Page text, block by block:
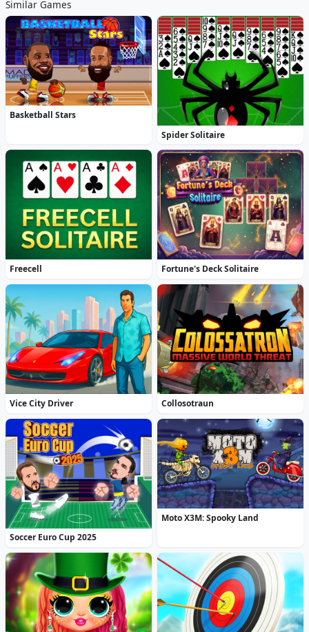
Similar Games
Basketball Stars
Spider Solitaire
Freecell Fortune's Deck Solitaire
Vice City Driver Collosotraun
Soccer Euro Cup 2025
Moto X3M: Spooky Land